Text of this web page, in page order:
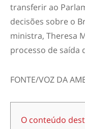
transferir ao
decisões sobre o
ministra, Theresa
processo de saída
FONTE/VOZ DA
O conteúdo